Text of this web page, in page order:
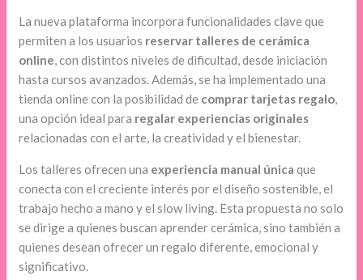
La nueva plataforma incorpora funcionalidades clave que
permiten a los usuarios reservar talleres de cerámica
online, con distintos niveles de dificultad, desde iniciación
hasta cursos avanzados. Además, se ha implementado una
tienda online con la posibilidad de comprar tarjetas regalo,
una opción ideal para regalar experiencias originales
relacionadas con el arte, la creatividad y el bienestar.
Los talleres ofrecen una experiencia manual única que
conecta con el creciente interés por el diseño sostenible, el
trabajo hecho a mano y el slow living. Esta propuesta no solo
se dirige a quienes buscan aprender cerámica, sino también a
quienes desean ofrecer un regalo diferente, emocional y
significativo.